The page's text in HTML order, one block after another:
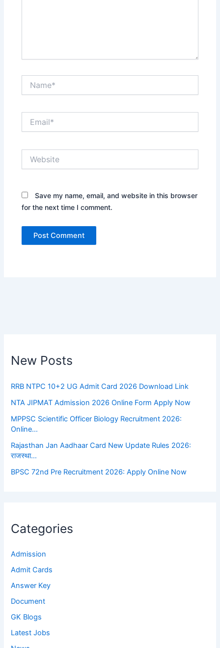
Save my name, email, and website in this browser
for the next time I comment.
New Posts
RRB NTPC 10+2 UG Admit Card 2026 Download Link
NTA JIPMAT Admission 2026 Online Form Apply Now
MPPSC Scientific Officer Biology Recruitment 2026:
Online…
Rajasthan Jan Aadhaar Card New Update Rules 2026:
राजस्था…
BPSC 72nd Pre Recruitment 2026: Apply Online Now
Categories
Admission
Admit Cards
Answer Key
Document
GK Blogs
Latest Jobs